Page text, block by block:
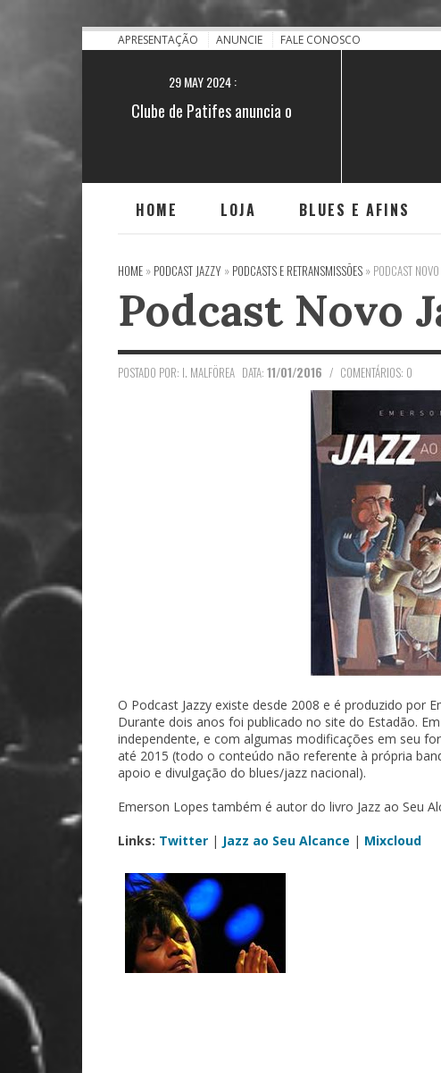
APRESENTAÇÃO ANUNCIE FALE CONOSCO
[BA] Blues no quilombo do Iguape
29 MAY 2024 :
Clube de Patifes anuncia o
HOME LOJA BLUES E AFINS
HOME » PODCAST JAZZY » PODCASTS E RETRANSMISSÕES » PODCAST
Podcast Novo
POSTADO POR: I. MALFÖREA DATA: 11/01/2016 / COMENTÁRIOS: 0
O Podcast Jazzy existe desde 2008 e é produzido por
Durante dois anos foi publicado no site do Estadão.
independente, e com algumas modificações em seu
até 2015 (todo o conteúdo não referente à própria
apoio e divulgação do blues/jazz nacional).
Emerson Lopes também é autor do livro Jazz ao Seu
Links: Twitter | Jazz ao Seu Alcance | Mixcloud